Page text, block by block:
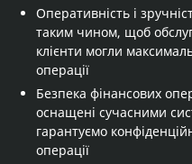
Оперативність і
таким чином, щоб
клієнти могли
операції
Безпека фінансових
оснащені сучасними
гарантуємо
операції